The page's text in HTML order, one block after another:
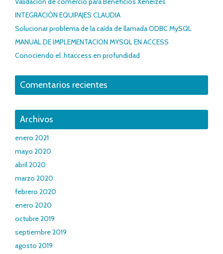
INTEGRACIÓN EQUIPAJES CLAUDIA
Solucionar problema de la caída de llamada ODBC MySQL
MANUAL DE IMPLEMENTACION MYSQL EN ACCESS
Conociendo el .htaccess en profundidad
Comentarios recientes
Archivos
enero 2021
mayo 2020
abril 2020
marzo 2020
febrero 2020
enero 2020
octubre 2019
septiembre 2019
agosto 2019